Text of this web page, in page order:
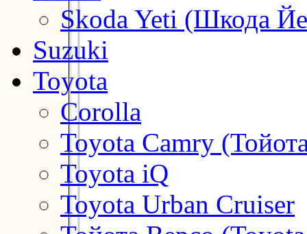
Skoda Yeti (Шкода
Suzuki
Toyota
Corolla
Toyota Camry
Toyota iQ
Toyota Urban Cruiser